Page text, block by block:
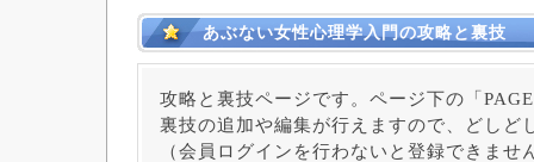
あぶない女性心理学入門の攻略と裏技
攻略と裏技ページです。ページ下の「
裏技の追加や編集が行えますので、どしど
（会員ログインを行わないと登録できませ